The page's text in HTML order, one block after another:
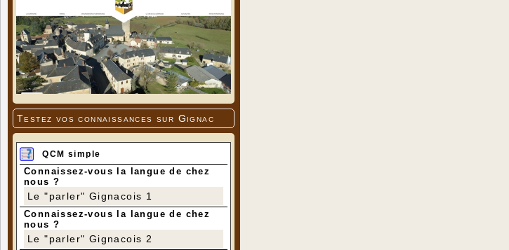
Testez vos connaissances sur Gignac
QCM simple
Connaissez-vous la langue de chez
nous ?
Le "parler" Gignacois 1
Connaissez-vous la langue de chez
nous ?
Le "parler" Gignacois 2